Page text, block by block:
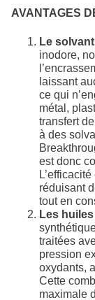
AVANTAGES
Le
inodore,
laissant
ce qui
métal,
transfert
à des
est donc
réduisant
tout en
Les
traitées
pression
oxydants,
Cette
maximale